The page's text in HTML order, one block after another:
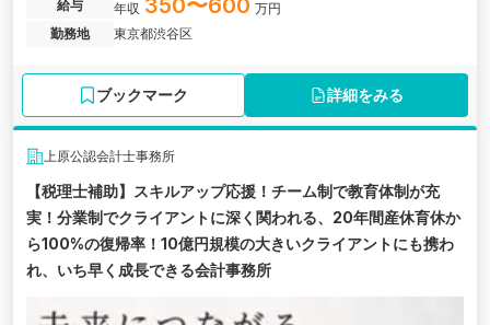
給与 年収 350〜600 万円
勤務地
東京都渋谷区
ブックマーク 詳細をみる
上原公認会計士事務所
【税理士補助】スキルアップ応援！チーム制で教育体制が充
実！分業制でクライアントに深く関われる、20年間産休育休か
ら100%の復帰率！10億円規模の大きいクライアントにも携わ
れ、いち早く成長できる会計事務所